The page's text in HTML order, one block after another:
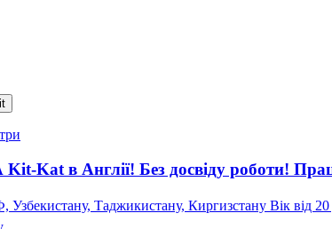
в Англії! Без досвіду роботи!
до 60 років 💯 Проживання, харчування, переліт — за рахунок роботодавця Місто - Йорк, Англія ❗️Ваші